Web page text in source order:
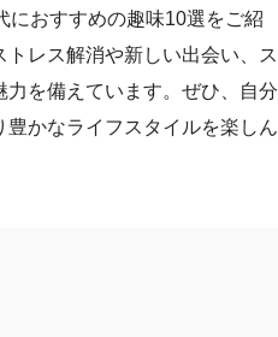
におすすめの趣味10選をご紹
レス解消や新しい出会い、ス
を備えています。ぜひ、自分
かなライフスタイルを楽しん